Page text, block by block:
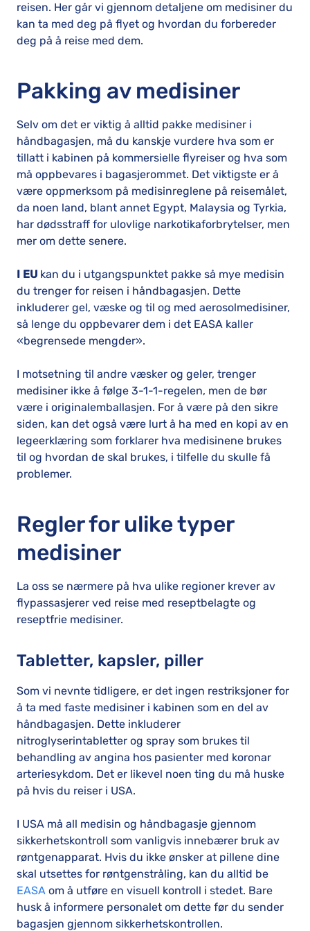
reisen. Her går vi gjennom detaljene om medisiner du
kan ta med deg på flyet og hvordan du forbereder
deg på å reise med dem.
Pakking av medisiner
Selv om det er viktig å alltid pakke medisiner i
håndbagasjen, må du kanskje vurdere hva som er
tillatt i kabinen på kommersielle flyreiser og hva som
må oppbevares i bagasjerommet. Det viktigste er å
være oppmerksom på medisinreglene på reisemålet,
da noen land, blant annet Egypt, Malaysia og Tyrkia,
har dødsstraff for ulovlige narkotikaforbrytelser, men
mer om dette senere.
I EU kan du i utgangspunktet pakke så mye medisin
du trenger for reisen i håndbagasjen. Dette
inkluderer gel, væske og til og med aerosolmedisiner,
så lenge du oppbevarer dem i det EASA kaller
«begrensede mengder».
I motsetning til andre væsker og geler, trenger
medisiner ikke å følge 3-1-1-regelen, men de bør
være i originalemballasjen. For å være på den sikre
siden, kan det også være lurt å ha med en kopi av en
legeerklæring som forklarer hva medisinene brukes
til og hvordan de skal brukes, i tilfelle du skulle få
problemer.
Regler for ulike typer
medisiner
La oss se nærmere på hva ulike regioner krever av
flypassasjerer ved reise med reseptbelagte og
reseptfrie medisiner.
Tabletter, kapsler, piller
Som vi nevnte tidligere, er det ingen restriksjoner for
å ta med faste medisiner i kabinen som en del av
håndbagasjen. Dette inkluderer
nitroglyserintabletter og spray som brukes til
behandling av angina hos pasienter med koronar
arteriesykdom. Det er likevel noen ting du må huske
på hvis du reiser i USA.
I USA må all medisin og håndbagasje gjennom
sikkerhetskontroll som vanligvis innebærer bruk av
røntgenapparat. Hvis du ikke ønsker at pillene dine
skal utsettes for røntgenstråling, kan du alltid be
EASA om å utføre en visuell kontroll i stedet. Bare
husk å informere personalet om dette før du sender
bagasjen gjennom sikkerhetskontrollen.